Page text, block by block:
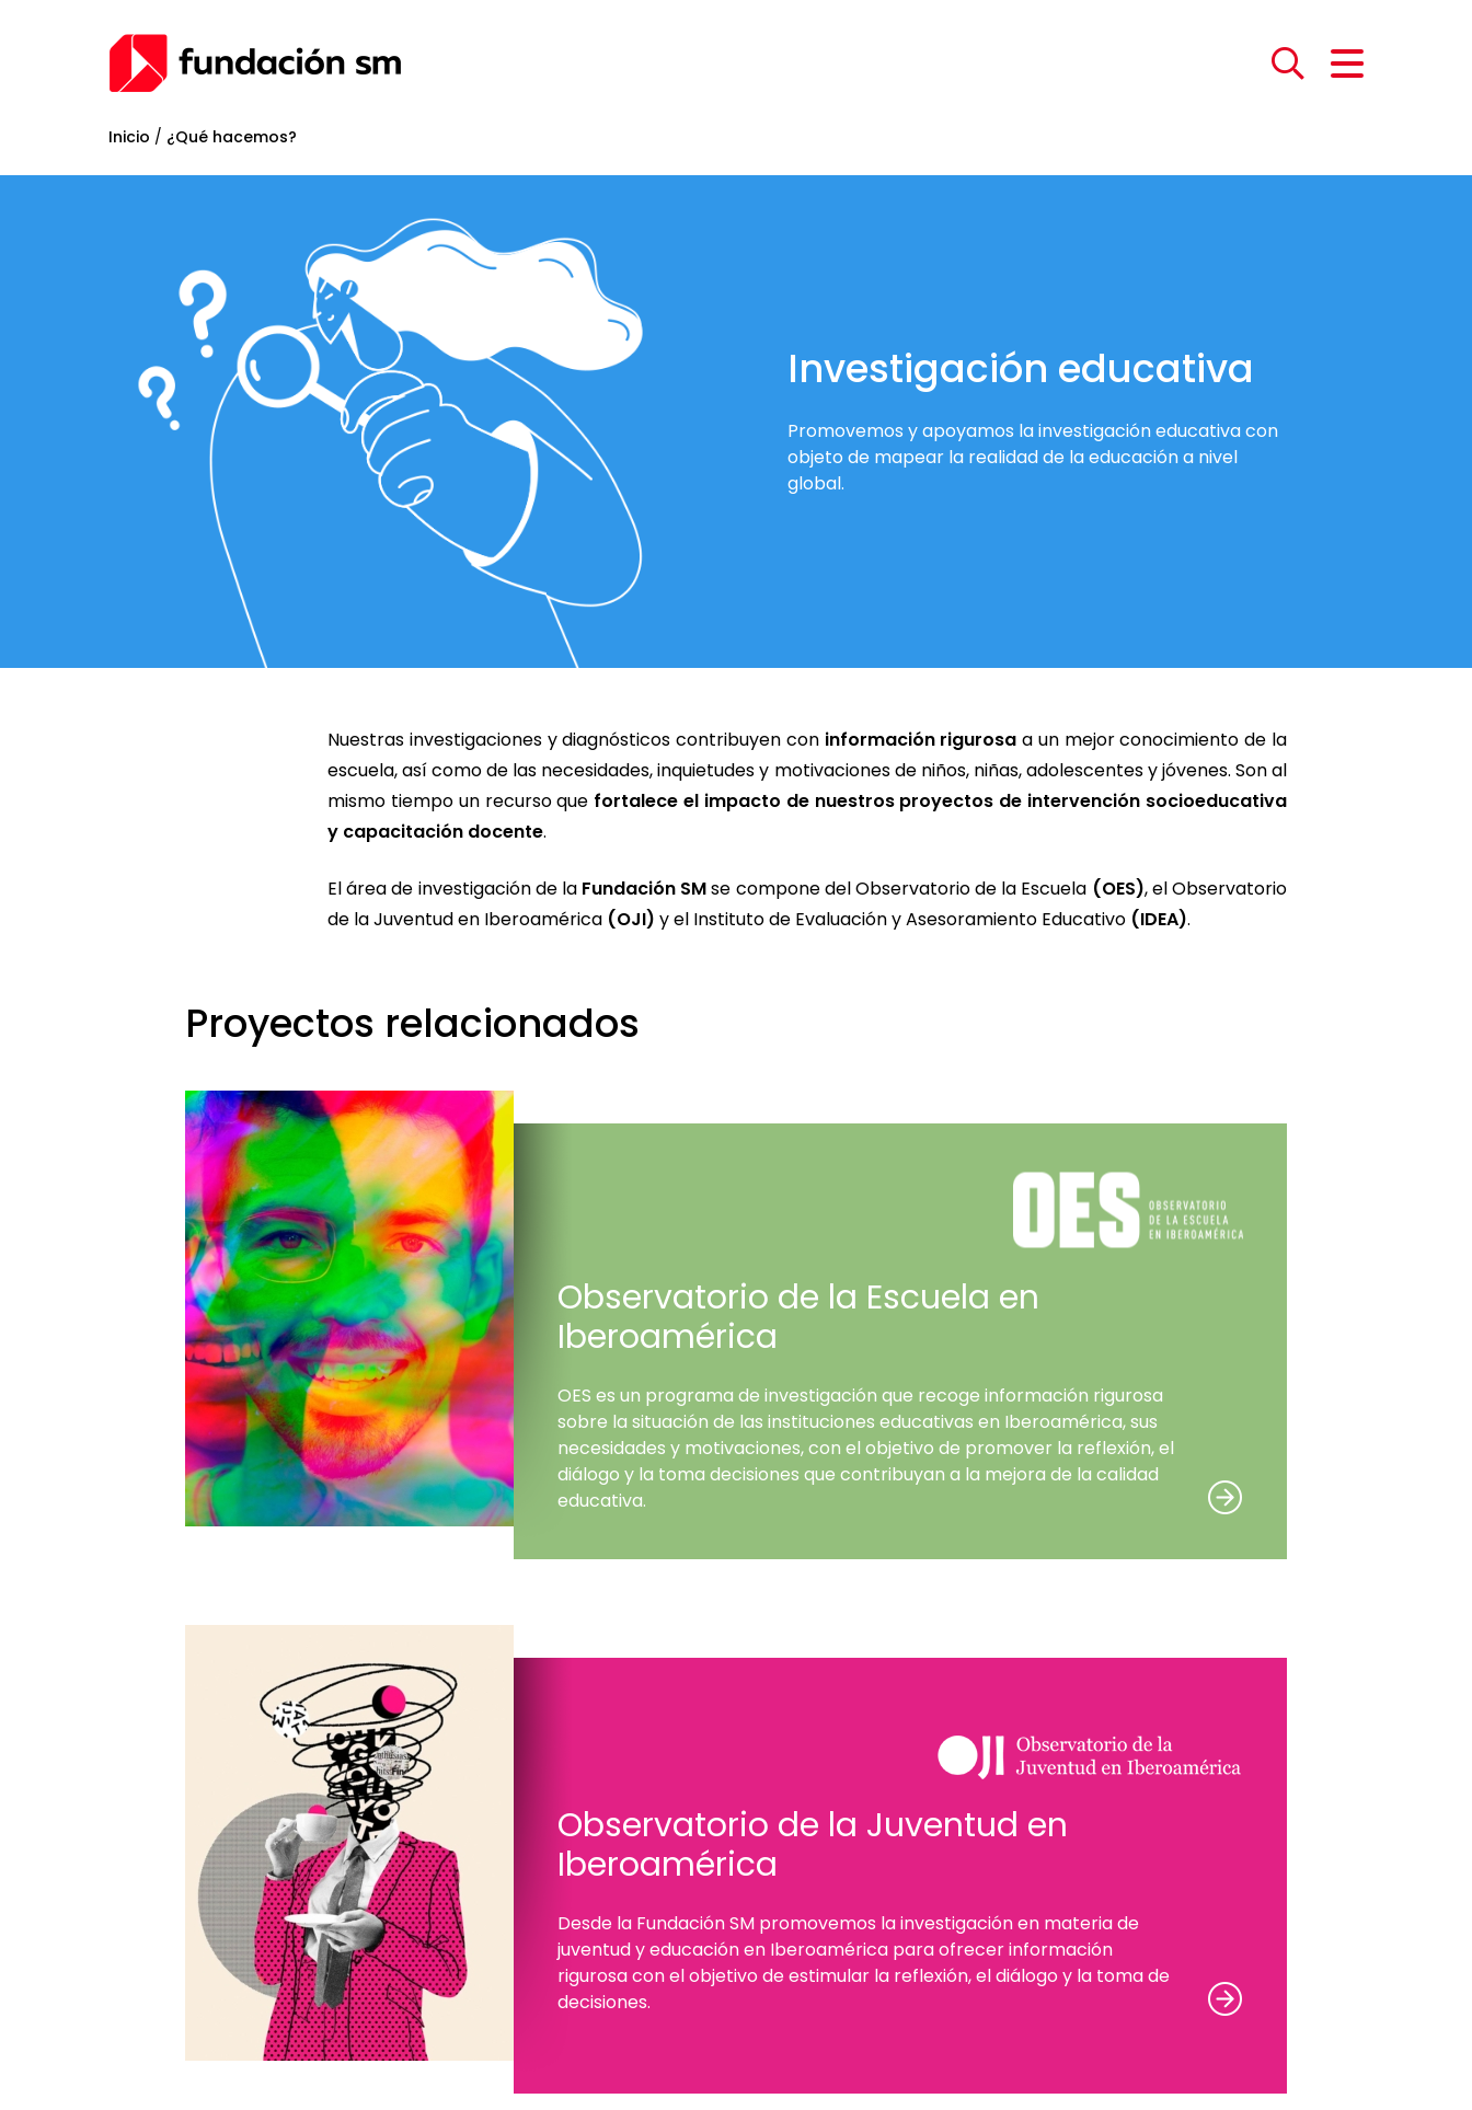
Inicio / ¿Qué hacemos?
Investigación educativa
Promovemos y apoyamos la investigación educativa con
objeto de mapear la realidad de la educación a nivel
global.
Nuestras investigaciones y diagnósticos contribuyen con información rigurosa a un mejor conocimiento de la
escuela, así como de las necesidades, inquietudes y motivaciones de niños, niñas, adolescentes y jóvenes. Son al
mismo tiempo un recurso que fortalece el impacto de nuestros proyectos de intervención socioeducativa
y capacitación docente.
El área de investigación de la Fundación SMse compone del Observatorio de la Escuela (OES), el Observatorio
de la Juventud en Iberoamérica (OJI) y el Instituto de Evaluación y Asesoramiento Educativo (IDEA).
Proyectos relacionados
Observatorio de la Escuela en
Iberoamérica
OES es un programa de investigación que recoge información rigurosa
sobre la situación de las instituciones educativas en Iberoamérica, sus
necesidades y motivaciones, con el objetivo de promover la reflexión, el
diálogo y la toma decisiones que contribuyan a la mejora de la calidad
educativa.
Observatorio de la Juventud en
Iberoamérica
Desde la Fundación SM promovemos la investigación en materia de
juventud y educación en Iberoamérica para ofrecer información
rigurosa con el objetivo de estimular la reflexión, el diálogo y la toma de
decisiones.